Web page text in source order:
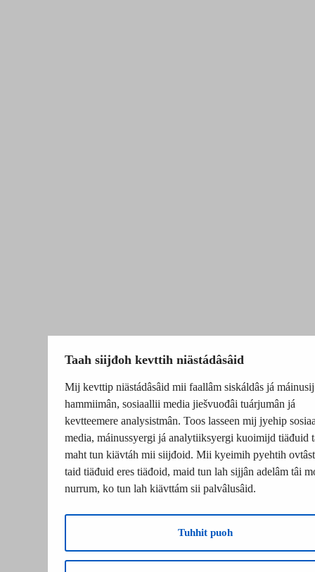
Taah siijđoh kevttih niästádâsâid
Mij kevttip niästádâsâid mii faallâm siskáldâs já máinusij
hammiimân, sosiaallii media jiešvuođâi tuárjumân já
kevtteemere analysistmân. Toos lasseen mij jyehip
media, máinussyergi já analytiiksyergi kuoimijd tiäđuid
maht tun kiävtáh mii siijđoid. Mii kyeimih pyehtih
taid tiäđuid eres tiäđoid, maid tun lah sijjân adelâm tâi
nurrum, ko tun lah kiävttám sii palvâlusâid.
Tuhhit puoh